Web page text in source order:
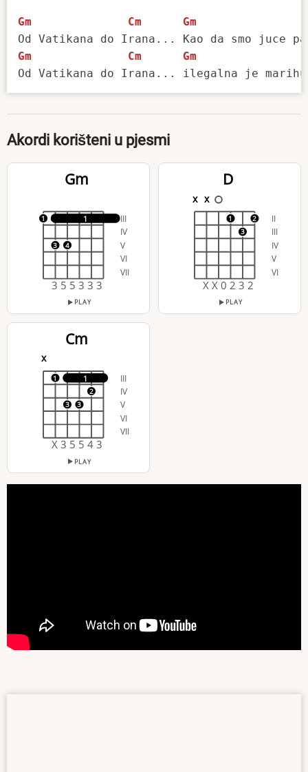
Gm Cm Gm
Gm Cm Gm
Akordi korišteni u pjesmi
Gm
III
IV
V
VI
VII
1
1
3 4
3 5 5 3 3 3
PLAY
D
x x
II
III
IV
V
VI
1
3
2
X X 0 2 3 2
PLAY
Cm
x
III
IV
V
VI
VII
1
1
3 3
2
X 3 5 5 4 3
PLAY